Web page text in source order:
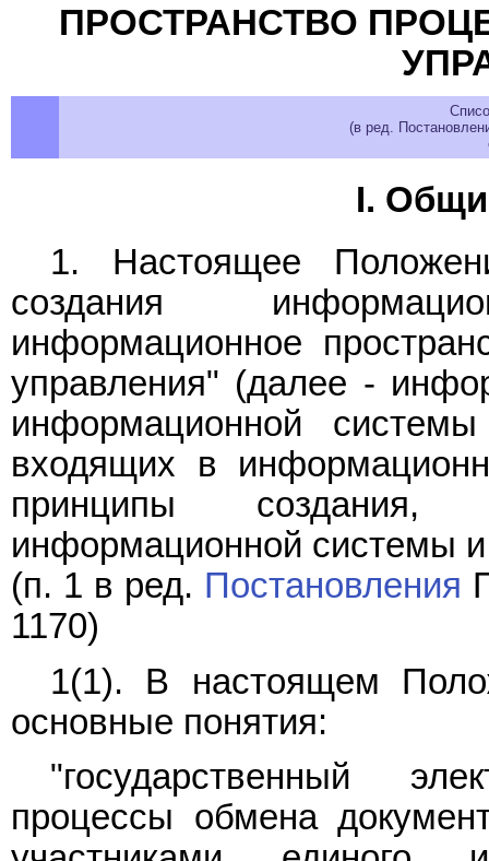
ПРОСТРАНСТВО
(в ред.
I.
1. Настоящее
создания
информационное
управления" (далее -
информационной
входящих в
принципы создания,
информационной системы
(п. 1 в ред. Постановления
1170)
1(1). В настоящем
основные понятия:
"государственный
процессы обмена